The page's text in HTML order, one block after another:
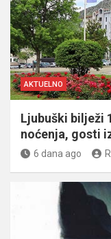
AKTUELNO
Ljubuški bilježi
noćenja, gosti
6 dana ago